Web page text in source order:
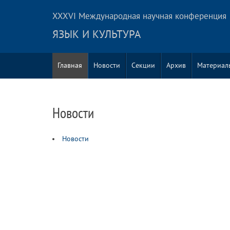
XXXVI Международная научная конференция
ЯЗЫК И КУЛЬТУРА
Главная Новости Секции Архив
Новости
Новости